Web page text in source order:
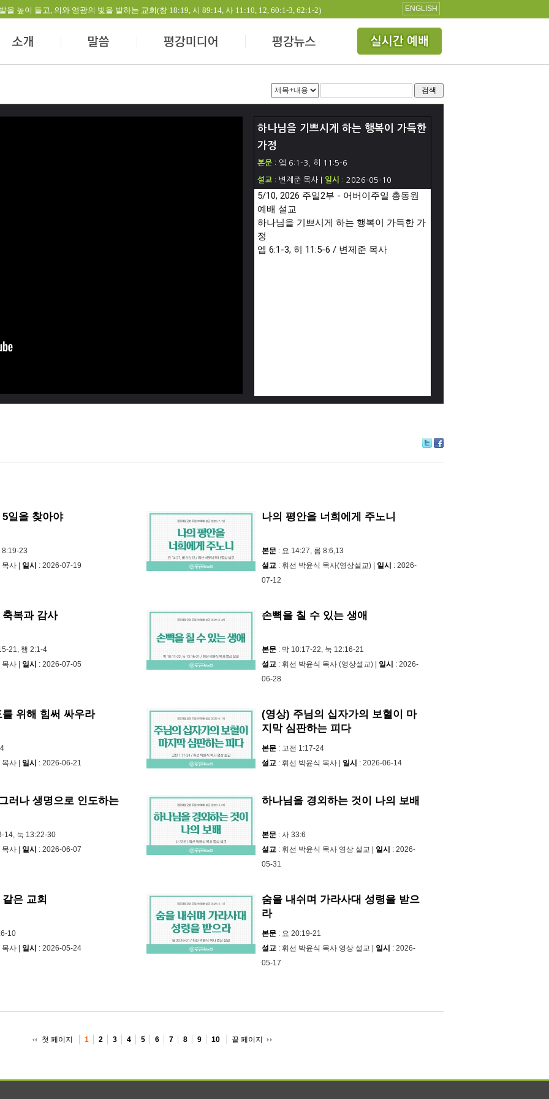
높이 들고, 의와 영광의 빛을 발하는 교회(창 18:19, 시 89:14, 사 11:10, 12, 60:1-3, 62:1-2) ENGLISH
검색
하나님을 기쁘시게 하는 행복이 가득한
가정
본문 : 엡 6:1-3, 히 11:5-6
설교 : 변제준 목사 | 일시 : 2026-05-10
5/10, 2026 주일2부 - 어버이주일 총동원
예배 설교
하나님을 기쁘시게 하는 행복이 가득한 가
정
엡 6:1-3, 히 11:5-6 / 변제준 목사
itte ce
일을 찾아야
23
사 | 일시 : 2026-07-19
나의 평안을 너희에게 주노니
본문 : 요 14:27, 롬 8:6,13
설교 : 휘선 박윤식 목사(영상설교) | 일시 : 2026-
07-12
복과 감사
21, 행 2:1-4
사 | 일시 : 2026-07-05
손뼉을 칠 수 있는 생애
본문 : 막 10:17-22, 눅 12:16-21
설교 : 휘선 박윤식 목사 (영상설교) | 일시 : 2026-
06-28
위해 힘써 싸우라
사 | 일시 : 2026-06-21
(영상) 주님의 십자가의 보혈이 마
지막 심판하는 피다
본문 : 고전 1:17-24
설교 : 휘선 박윤식 목사 | 일시 : 2026-06-14
러나 생명으로 인도하는
14, 눅 13:22-30
사 | 일시 : 2026-06-07
하나님을 경외하는 것이 나의 보배
본문 : 사 33:6
설교 : 휘선 박윤식 목사 영상 설교 | 일시 : 2026-
05-31
은 교회
10
사 | 일시 : 2026-05-24
숨을 내쉬며 가라사대 성령을 받으
라
본문 : 요 20:19-21
설교 : 휘선 박윤식 목사 영상 설교 | 일시 : 2026-
05-17
첫 페이지 1 2 3 4 5 6 7 8 9 10 끝 페이지